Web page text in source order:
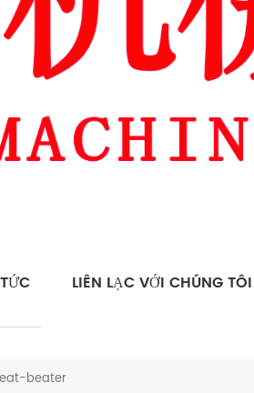
LIÊN LẠC VỚI CHÚNG TÔI
beater